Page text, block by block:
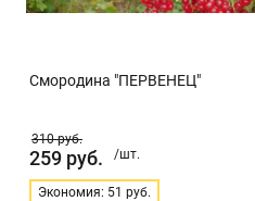
Смородина "ПЕРВЕНЕЦ"
310руб.
259 руб. /шт.
Экономия: 51 руб.